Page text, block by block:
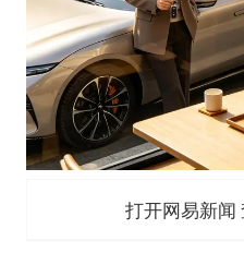
打开网易新闻